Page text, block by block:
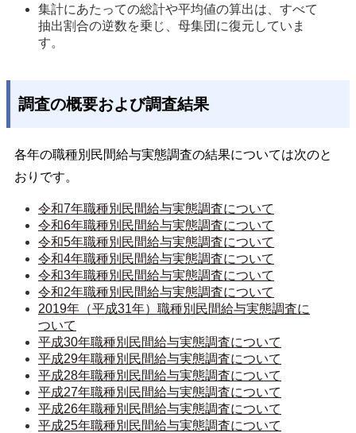
集計にあたっての総計や平均値の算出は、すべて
抽出割合の逆数を乗じ、母集団に復元していま
す。
調査の概要および調査結果
各年の職種別民間給与実態調査の結果については次のと
おりです。
令和7年職種別民間給与実態調査について
令和6年職種別民間給与実態調査について
令和5年職種別民間給与実態調査について
令和4年職種別民間給与実態調査について
令和3年職種別民間給与実態調査について
令和2年職種別民間給与実態調査について
2019年（平成31年）職種別民間給与実態調査に
ついて
平成30年職種別民間給与実態調査について
平成29年職種別民間給与実態調査について
平成28年職種別民間給与実態調査について
平成27年職種別民間給与実態調査について
平成26年職種別民間給与実態調査について
平成25年職種別民間給与実態調査について